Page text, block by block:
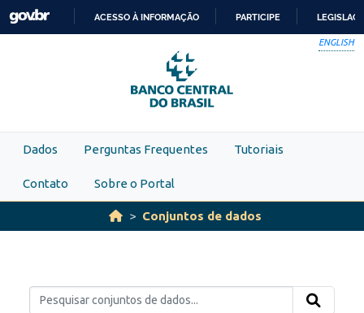
Skip to main content
PARA
O
CONTEÚDO
ACESSO À INFORMAÇÃO PARTICIPE
ENGLISH
Dados Perguntas Frequentes Tutoriais
Contato Sobre o Portal
Conjuntos de dados